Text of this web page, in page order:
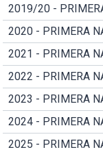
2019/20 -
2020 - PRIMERA
2021 - PRIMERA
2022 - PRIMERA
2023 - PRIMERA
2024 - PRIMERA
2025 - PRIMERA